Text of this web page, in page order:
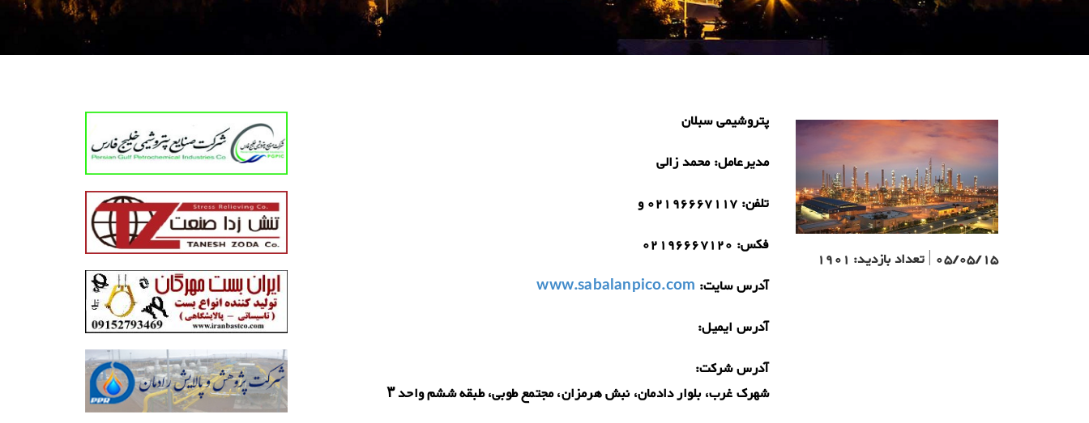
05/05/15
|تعداد بازدید: 1901
پتروشیمی سبلان
مدیرعامل:محمد زالی
تلفن: 02196667117 و
فکس: 02196667120
آدرس سایت: www.sabalanpico.com
آدرس ایمیل:
آدرس شرکت:
شهرک غرب، بلوار دادمان، نبش هرمزان، مجتمع طوبی، طبقه ششم واحد ۳